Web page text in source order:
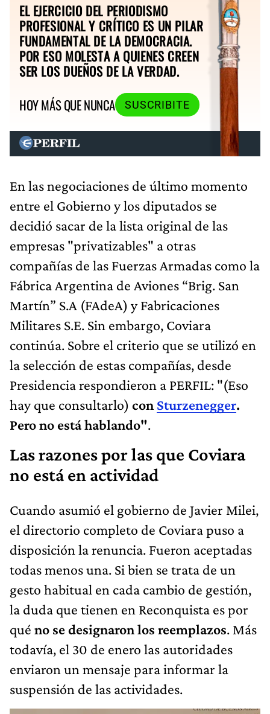
EL EJERCICIO DEL PERIODISMO
PROFESIONAL Y CRÍTICO ES UN PILAR
FUNDAMENTAL DE LA DEMOCRACIA.
POR ESO MOLESTA A QUIENES CREEN
SER LOS DUEÑOS DE LA VERDAD.
HOY MÁS QUE NUNCA
SUSCRIBITE
En las negociaciones de último momento
entre el Gobierno y los diputados se
decidió sacar de la lista original de las
empresas "privatizables" a otras
compañías de las Fuerzas Armadas como la
Fábrica Argentina de Aviones “Brig. San
Martín” S.A (FAdeA) y Fabricaciones
Militares S.E. Sin embargo, Coviara
continúa. Sobre el criterio que se utilizó en
la selección de estas compañías, desde
Presidencia respondieron a PERFIL: "(Eso
hay que consultarlo) con Sturzenegger.
Pero no está hablando".
Las razones por las que Coviara
no está en actividad
Cuando asumió el gobierno de Javier Milei,
el directorio completo de Coviara puso a
disposición la renuncia. Fueron aceptadas
todas menos una. Si bien se trata de un
gesto habitual en cada cambio de gestión,
la duda que tienen en Reconquista es por
qué no se designaron los reemplazos. Más
todavía, el 30 de enero las autoridades
enviaron un mensaje para informar la
suspensión de las actividades.